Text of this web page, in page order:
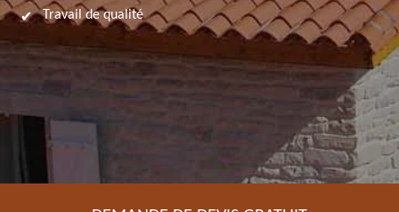
Travail de qualité